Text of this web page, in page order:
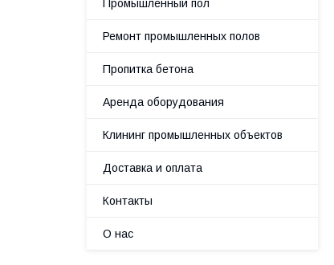
Промышленный пол
Ремонт промышленных полов
Пропитка бетона
Аренда оборудования
Клининг промышленных объектов
Доставка и оплата
Контакты
О нас